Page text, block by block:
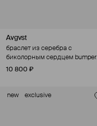
Avgvst
браслет из серебра с
биколорным сердцем bumper
heart
10 800 ₽
new exclusive